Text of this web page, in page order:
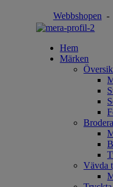
Webbshopen -
Hem
Märken
Vävda